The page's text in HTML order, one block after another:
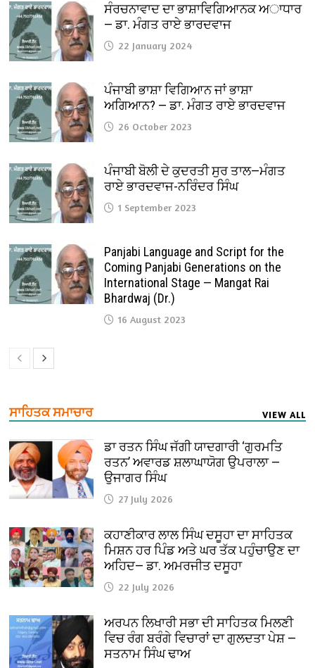
ਸੰਰਚਨਾਵਾਦ ਦਾ ਭਾਸ਼ਾਵਿਗਿਆਨਕ ਅਾਧਾਰ
— ਡਾ. ਮੰਗਤ ਰਾਏ ਭਾਰਦਵਾਜ
22 January 2024
ਪੰਜਾਬੀ ਭਾਸ਼ਾ ਵਿਗਿਆਨ ਜਾਂ ਭਾਸ਼ਾ
ਅਗਿਆਨ? — ਡਾ. ਮੰਗਤ ਰਾਏ ਭਾਰਦਵਾਜ
26 October 2023
ਪੰਜਾਬੀ ਬੋਲੀ ਦੇ ਕੁਦਰਤੀ ਸੁਰ ਤਾਲ—ਮੰਗਤ
ਰਾਏ ਭਾਰਦਵਾਜ-ਨਰਿੰਦਰ ਸਿੰਘ
1 September 2023
Panjabi Language and Script for the
Coming Panjabi Generations on the
International Stage — Mangat Rai
Bhardwaj (Dr.)
16 August 2023
ਸਾਹਿਤਕ ਸਮਾਚਾਰ VIEW ALL
ਡਾ ਰਤਨ ਸਿੰਘ ਜੱਗੀ ਯਾਦਗਾਰੀ ‘ਗੁਰਮਤਿ
ਰਤਨ’ ਅਵਾਰਡ ਸ਼ਲਾਘਾਯੋਗ ਉਪਰਾਲਾ —
ਉਜਾਗਰ ਸਿੰਘ
27 July 2026
ਕਹਾਣੀਕਾਰ ਲਾਲ ਸਿੰਘ ਦਸੂਹਾ ਦਾ ਸਾਹਿਤਕ
ਮਿਸ਼ਨ ਹਰ ਪਿੰਡ ਅਤੇ ਘਰ ਤੱਕ ਪਹੁੰਚਾਉਣ ਦਾ
ਅਹਿਦ— ਡਾ. ਅਮਰਜੀਤ ਦਸੂਹਾ
22 July 2026
ਅਰਪਨ ਲਿਖਾਰੀ ਸਭਾ ਦੀ ਸਾਹਿਤਕ ਮਿਲਣੀ
ਵਿਚ ਰੰਗ ਬਰੰਗੇ ਵਿਚਾਰਾਂ ਦਾ ਗੁਲਦਤਾ ਪੇਸ਼ —
ਸਤਨਾਮ ਸਿੰਘ ਢਾਅ